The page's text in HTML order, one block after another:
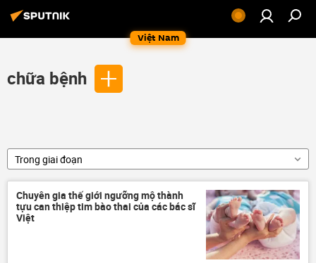
Việt Nam
chữa bệnh
Trong giai đoạn
Chuyên gia thế giới ngưỡng mộ thành
tựu can thiệp tim bào thai của các bác sĩ
Việt